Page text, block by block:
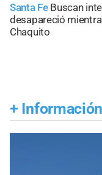
Santa Fe Buscan
desapareció
Chaquito
+